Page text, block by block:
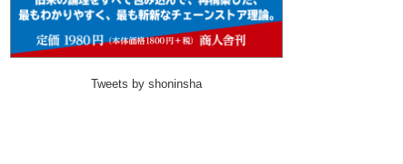
Tweets by shoninsha